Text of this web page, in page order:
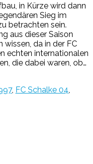
in Kürze wird dann
Sieg im
betrachten sein.
aus dieser Saison
da in der FC
echten internationalen
die dabei waren, ob…
, FC Schalke 04